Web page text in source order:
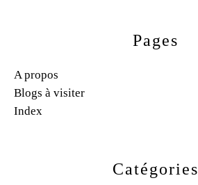
Catégories
Pages
A propos
Blogs à visiter
Index